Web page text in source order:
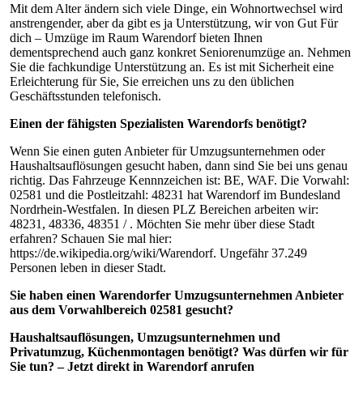
Mit dem Alter ändern sich viele Dinge, ein Wohnortwechsel wird
anstrengender, aber da gibt es ja Unterstützung, wir von Gut Für
dich – Umzüge im Raum Warendorf bieten Ihnen
dementsprechend auch ganz konkret Seniorenumzüge an. Nehmen
Sie die fachkundige Unterstützung an. Es ist mit Sicherheit eine
Erleichterung für Sie, Sie erreichen uns zu den üblichen
Geschäftsstunden telefonisch.
Einen der fähigsten Spezialisten Warendorfs benötigt?
Wenn Sie einen guten Anbieter für Umzugsunternehmen oder
Haushaltsauflösungen gesucht haben, dann sind Sie bei uns genau
richtig. Das Fahrzeuge Kennnzeichen ist: BE, WAF. Die Vorwahl:
02581 und die Postleitzahl: 48231 hat Warendorf im Bundesland
Nordrhein-Westfalen. In diesen PLZ Bereichen arbeiten wir:
48231, 48336, 48351 / . Möchten Sie mehr über diese Stadt
erfahren? Schauen Sie mal hier:
https://de.wikipedia.org/wiki/Warendorf. Ungefähr 37.249
Personen leben in dieser Stadt.
Sie haben einen Warendorfer Umzugsunternehmen Anbieter
aus dem Vorwahlbereich 02581 gesucht?
Haushaltsauflösungen, Umzugsunternehmen und
Privatumzug, Küchenmontagen benötigt? Was dürfen wir für
Sie tun? – Jetzt direkt in Warendorf anrufen